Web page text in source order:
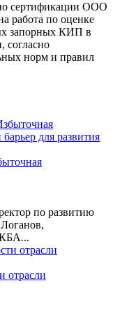
сертификации ООО
работа по оценке
запорных КИП в
согласно
норм и правил
по развитию
отрасли